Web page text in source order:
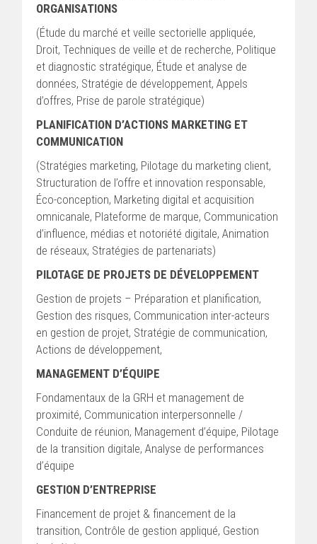
ORGANISATIONS
(Étude du marché et veille sectorielle appliquée,
Droit, Techniques de veille et de recherche, Politique
et diagnostic stratégique, Étude et analyse de
données, Stratégie de développement, Appels
d’offres, Prise de parole stratégique)
PLANIFICATION D’ACTIONS MARKETING ET
COMMUNICATION
(Stratégies marketing, Pilotage du marketing client,
Structuration de l’offre et innovation responsable,
Éco-conception, Marketing digital et acquisition
omnicanale, Plateforme de marque, Communication
d’influence, médias et notoriété digitale, Animation
de réseaux, Stratégies de partenariats)
PILOTAGE DE PROJETS DE DÉVELOPPEMENT
Gestion de projets – Préparation et planification,
Gestion des risques, Communication inter-acteurs
en gestion de projet, Stratégie de communication,
Actions de développement,
MANAGEMENT D’ÉQUIPE
Fondamentaux de la GRH et management de
proximité, Communication interpersonnelle /
Conduite de réunion, Management d’équipe, Pilotage
de la transition digitale, Analyse de performances
d’équipe
GESTION D’ENTREPRISE
Financement de projet & financement de la
transition, Contrôle de gestion appliqué, Gestion